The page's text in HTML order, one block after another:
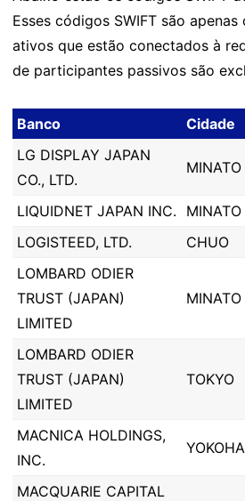
Esses códigos SWIFT são
ativos que estão conectados à
de participantes passivos são
Banco Cidade
LG DISPLAY JAPAN
CO., LTD.
MINATO
LIQUIDNET JAPAN INC. MINATO
LOGISTEED, LTD.
CHUO
LOMBARD ODIER
TRUST (JAPAN)
LIMITED
MINATO
LOMBARD ODIER
TRUST (JAPAN)
LIMITED
TOKYO
MACNICA HOLDINGS,
INC.
MACQUARIE CAPITAL